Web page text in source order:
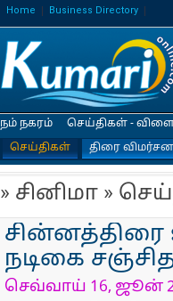
Home Business Directory
நம் நகரம் செய்திகள் -
செய்திகள்
திரை
» சினிமா »
நடிகை
செவ்வாய் 16, ஜூன்